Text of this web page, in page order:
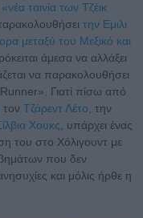
«νέα ταινία των Τζέικ
την Eμιλι
μεταξύ του Μεξικό και
άμεσα να αλλάξει
να παρακολουθήσει
Γιατί πίσω από
, τον Τζάρεντ Λέτο, την
Χουκς , υπάρχει ένας
του στο Χόλιγουντ με
που δεν
και μόλις ήρθε η